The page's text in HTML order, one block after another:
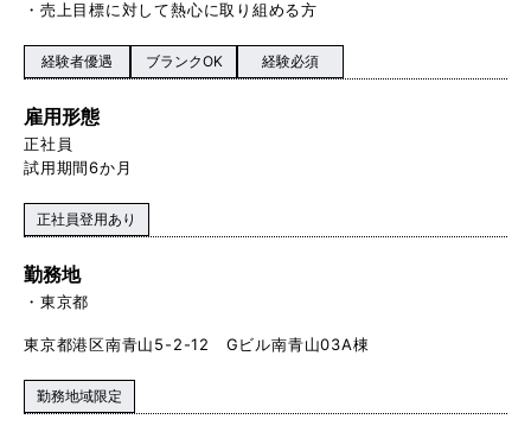
・売上目標に対して熱心に取り組める方
経験者優遇 ブランクOK 経験必須
雇用形態
正社員
試用期間6か月
正社員登用あり
勤務地
東京都
東京都港区南青山5-2-12 Gビル南青山03A棟
勤務地域限定